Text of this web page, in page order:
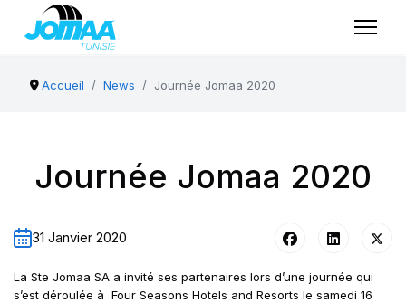
Accueil News Journée Jomaa 2020
Journée Jomaa 2020
31 Janvier 2020
La Ste Jomaa SA a invité ses partenaires lors d’une journée qui
s’est déroulée à Four Seasons Hotels and Resorts le samedi 16